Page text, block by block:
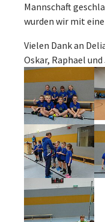
Mannschaft
wurden wir mit
Vielen Dank an
Oskar, Raphael